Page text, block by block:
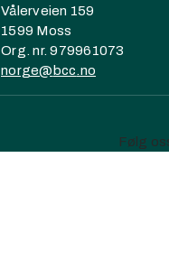
Vålerveien 159
1599 Moss
Org. nr. 979961073
norge@ bcc.no
Følg